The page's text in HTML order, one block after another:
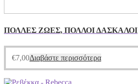
ΠΟΛΛΕΣ ΖΩΕΣ, ΠΟΛΛΟΙ ΔΑΣΚΑΛΟΙ
€7,00Διαβάστε περισσότερα